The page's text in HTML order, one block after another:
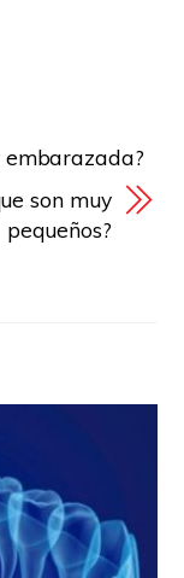
embarazada?
son muy
pequeños?